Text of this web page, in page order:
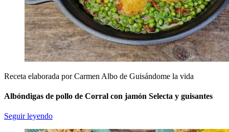
Receta elaborada por Carmen Albo de Guisándome la vida
Albóndigas de pollo de Corral con jamón Selecta y guisantes
Seguir leyendo